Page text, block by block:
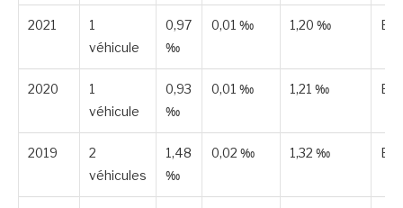
2021
1
véhicule
0,97
‰
0,01 ‰ 1,20 ‰
2020
1
véhicule
0,93
‰
0,01 ‰ 1,21 ‰
2019
2
véhicules
1,48
‰
0,02 ‰ 1,32 ‰